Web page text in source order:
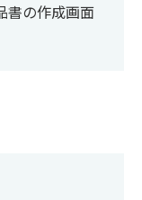
書の作成画面